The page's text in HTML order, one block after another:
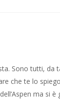
Sono tutti, da
che te lo
ma si è